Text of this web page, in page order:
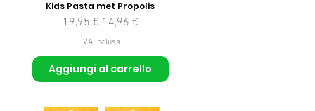
Kids Pasta met Propolis
Prezzo regolare
19,95 € Prezzo scontato
14,96 €
IVA inclusa
Aggiungi al carrello